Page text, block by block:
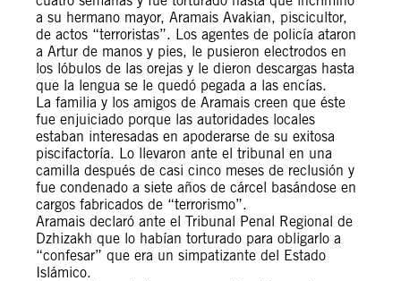
a su hermano mayor, Aramais Avakian, piscicultor,
de actos “terroristas”. Los agentes de policía ataron
a Artur de manos y pies, le pusieron electrodos en
los lóbulos de las orejas y le dieron descargas hasta
que la lengua se le quedó pegada a las encías.
La familia y los amigos de Aramais creen que éste
fue enjuiciado porque las autoridades locales
estaban interesadas en apoderarse de su exitosa
piscifactoría. Lo llevaron ante el tribunal en una
camilla después de casi cinco meses de reclusión y
fue condenado a siete años de cárcel basándose en
cargos fabricados de “terrorismo”.
Aramais declaró ante el Tribunal Penal Regional de
Dzhizakh que lo habían torturado para obligarlo a
“confesar” que era un simpatizante del Estado
Islámico.